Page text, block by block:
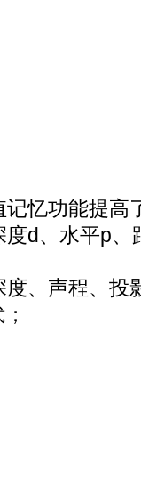
忆功能提高
度d 、水平p、
、声程、投
；